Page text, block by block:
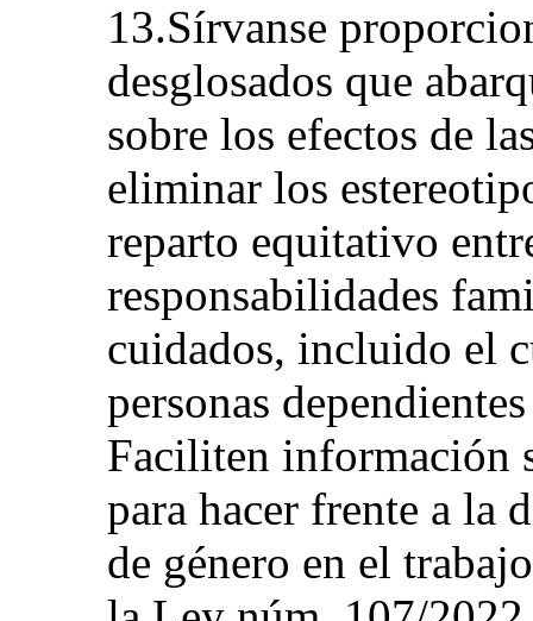
13.Sírvanse
desglosados que
sobre los efectos de
eliminar los
reparto equitativo
responsabilidades
cuidados, incluido el
personas
Faciliten información
para hacer frente a la
de género en el